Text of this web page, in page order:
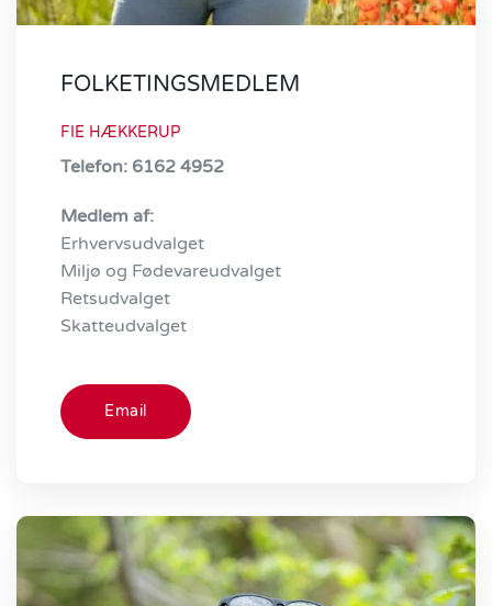
FOLKETINGSMEDLEM
FIE HÆKKERUP
Telefon: 6162 4952
Medlem af:
Erhvervsudvalget
Miljø­ og Fødevareudvalget
Retsudvalget
Skatteudvalget
Email